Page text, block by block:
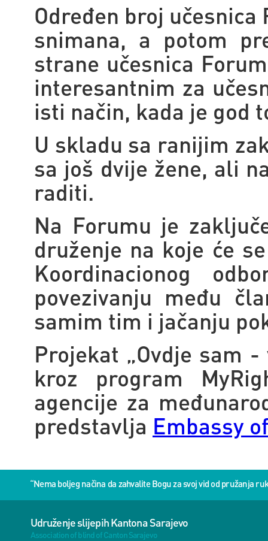
Određen broj
snimana, a potom
strane učesnica
interesantnim za
isti način, kada je god
U skladu sa ranijim
sa još dvije žene, ali
raditi.
Na Forumu je
druženje na koje će
Koordinacionog
povezivanju među
samim tim i jačanju
Projekat „Ovdje sam
kroz program
agencije za
predstavlja Embassy
“Nema boljeg načina da zahvalite Bogu za svoj vid od pružanja
Udruženje slijepih Kantona Sarajevo
Association of blind of Canton Sarajevo